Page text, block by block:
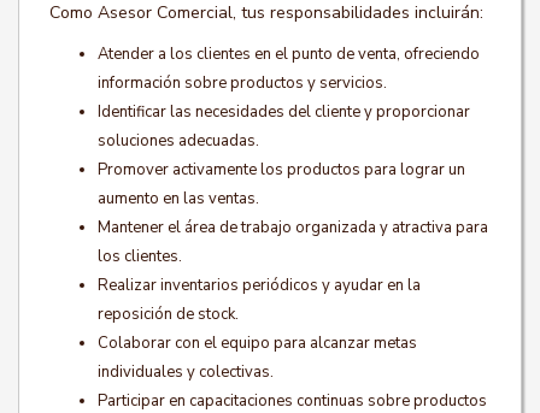
Como Asesor Comercial, tus responsabilidades incluirán:
Atender a los clientes en el punto de venta, ofreciendo
información sobre productos y servicios.
Identificar las necesidades del cliente y proporcionar
soluciones adecuadas.
Promover activamente los productos para lograr un
aumento en las ventas.
Mantener el área de trabajo organizada y atractiva para
los clientes.
Realizar inventarios periódicos y ayudar en la
reposición de stock.
Colaborar con el equipo para alcanzar metas
individuales y colectivas.
Participar en capacitaciones continuas sobre productos